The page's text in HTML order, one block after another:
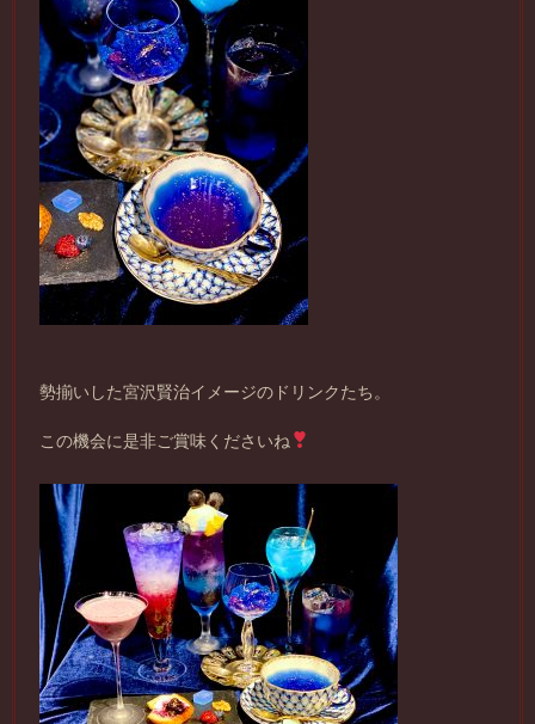
勢揃いした宮沢賢治イメージのドリンクたち。
この機会に是非ご賞味くださいね